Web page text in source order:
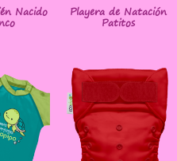
Nacido Playera de Natación
Patitos